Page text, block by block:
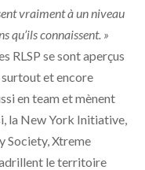
vraiment à un niveau
qu’ils connaissent. »
RLSP se sont aperçus
surtout et encore
en team et mènent
la New York Initiative,
Society, Xtreme
le territoire